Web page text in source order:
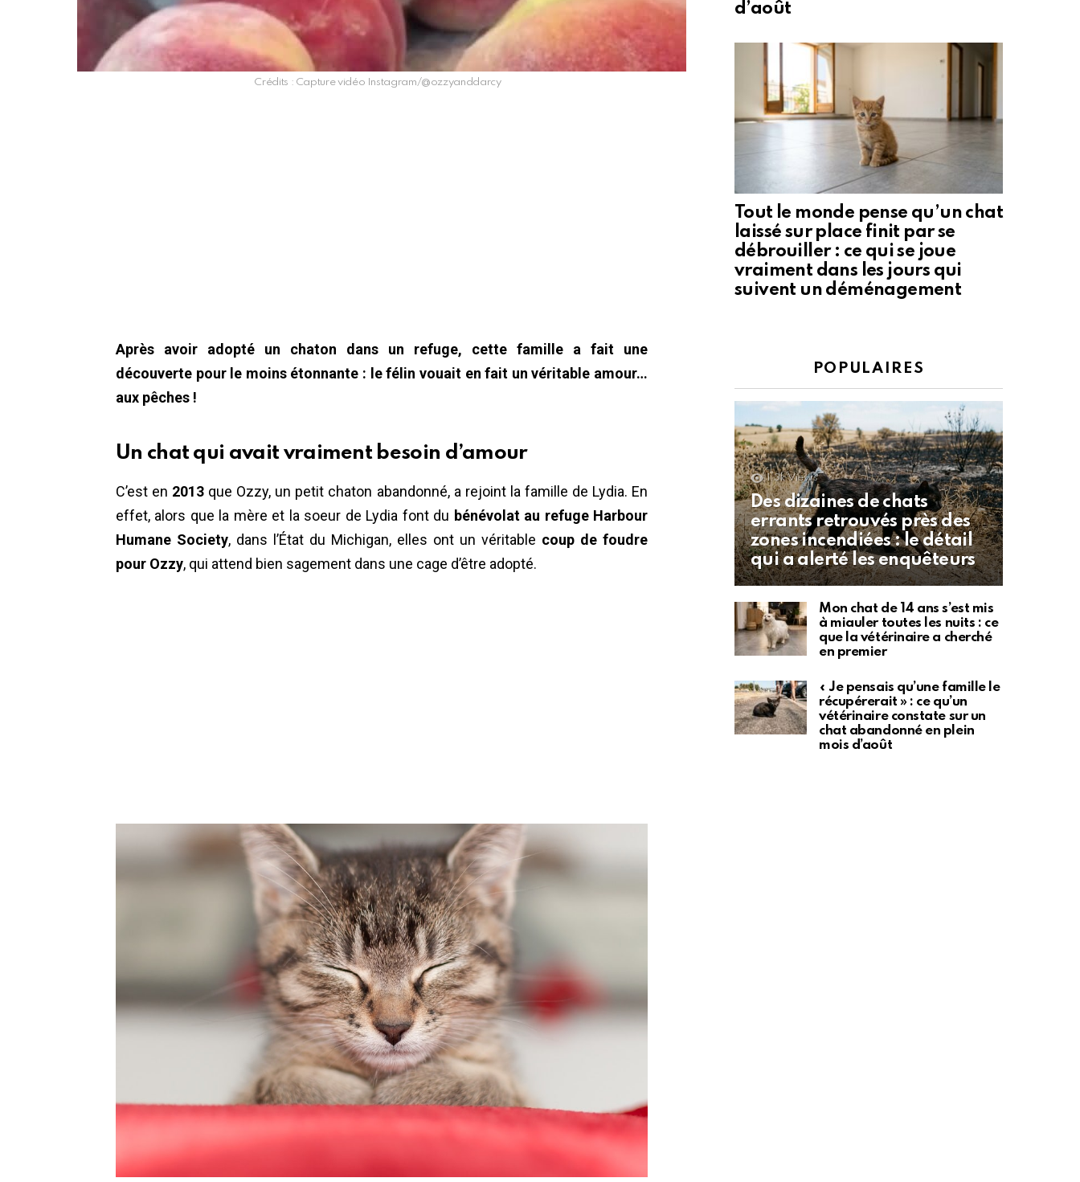
Crédits : Capture vidéo Instagram/@ozzyanddarcy
Après avoir adopté un chaton dans un refuge, cette famille a fait une
découverte pour le moins étonnante : le félin vouait en fait un véritable amour…
aux pêches !
Un chat qui avait vraiment besoin d’amour
C’est en 2013 que Ozzy, un petit chaton abandonné, a rejoint la famille de Lydia. En
effet, alors que la mère et la soeur de Lydia font du bénévolat au refuge Harbour
Humane Society, dans l’État du Michigan, elles ont un véritable coup de foudre
pour Ozzy, qui attend bien sagement dans une cage d’être adopté.
d’août
Tout le monde pense qu’un chat
laissé sur place finit par se
débrouiller : ce qui se joue
vraiment dans les jours qui
suivent un déménagement
POPULAIRES
1.3k Views
Des dizaines de chats
errants retrouvés près des
zones incendiées : le détail
qui a alerté les enquêteurs
Mon chat de 14 ans s’est mis
à miauler toutes les nuits : ce
que la vétérinaire a cherché
en premier
« Je pensais qu’une famille le
récupérerait » : ce qu’un
vétérinaire constate sur un
chat abandonné en plein
mois d’août